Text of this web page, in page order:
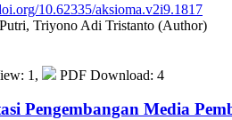
10.62335/aksioma.v2i9.1817
Triyono Adi Tristanto (Author)
1,
PDF Download: 4
Pengembangan Media